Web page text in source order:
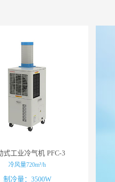
式工业冷气机 PFC-3
冷风量720m³/h
制冷量：3500W